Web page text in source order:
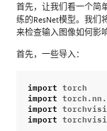
首先，让我们看一个简
练的ResNet模型。我们
来检查输入图像如何影
首先，一些导入：
import torch
import
import
import